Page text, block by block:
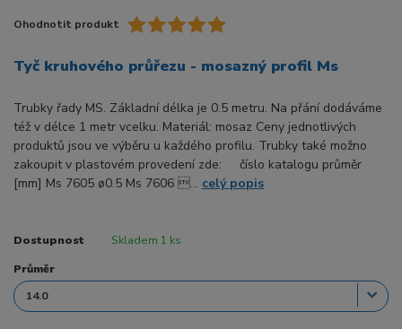
Ohodnotit produkt
Tyč kruhového průřezu - mosazný profil Ms
Trubky řady MS. Základní délka je 0.5 metru. Na přání dodáváme
též v délce 1 metr vcelku. Materiál: mosaz Ceny jednotlivých
produktů jsou ve výběru u každého profilu. Trubky také možno
zakoupit v plastovém provedení zde: číslo katalogu průměr
[mm] Ms 7605 ø0.5 Ms 7606 ... celý popis
Dostupnost Skladem 1 ks
Průměr